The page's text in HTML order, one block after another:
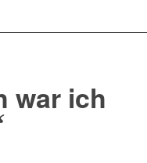
war ich